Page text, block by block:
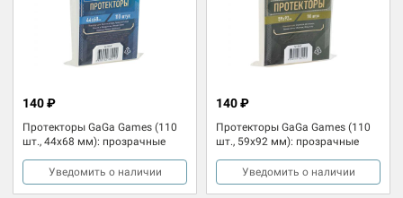
Протекторы GaGa Games (110
шт., 44x68 мм): прозрачные
140 ₽
Уведомить о наличии
Протекторы GaGa Games (110
шт., 59x92 мм): прозрачные
140 ₽
Уведомить о наличии